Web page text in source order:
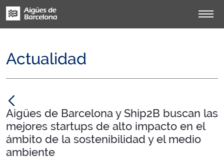
Actualidad
Aigües de Barcelona y Ship2B buscan las
mejores startups de alto impacto en el
ámbito de la sostenibilidad y el medio
ambiente